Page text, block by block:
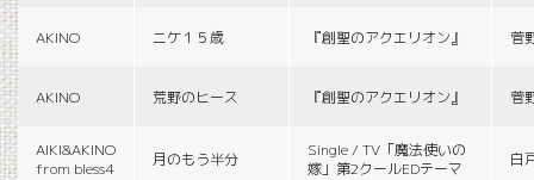
AKINO ニケ１５歳 『創聖のアクエリオン』 菅
AKINO 荒野のヒース 『創聖のアクエリオン』 菅
AIKI&AKINO
from bless4
月のもう半分
Single / TV「魔法使いの
嫁」第2クールEDテーマ
白